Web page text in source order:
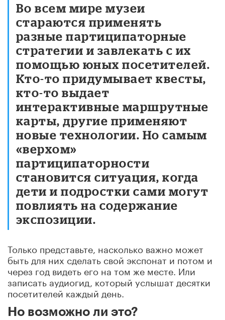
Во всем мире музеи
стараются применять
разные партиципаторные
стратегии и завлекать с их
помощью юных посетителей.
Кто-то придумывает квесты,
кто-то выдает
интерактивные маршрутные
карты, другие применяют
новые технологии. Но самым
«верхом»
партиципаторности
становится ситуация, когда
дети и подростки сами могут
повлиять на содержание
экспозиции.
Только представьте, насколько важно может
быть для них сделать свой экспонат и потом и
через год видеть его на том же месте. Или
записать аудиогид, который услышат десятки
посетителей каждый день.
Но возможно ли это?